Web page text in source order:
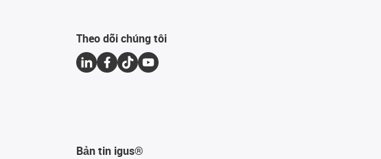
Theo dõi chúng tôi
Bản tin igus®